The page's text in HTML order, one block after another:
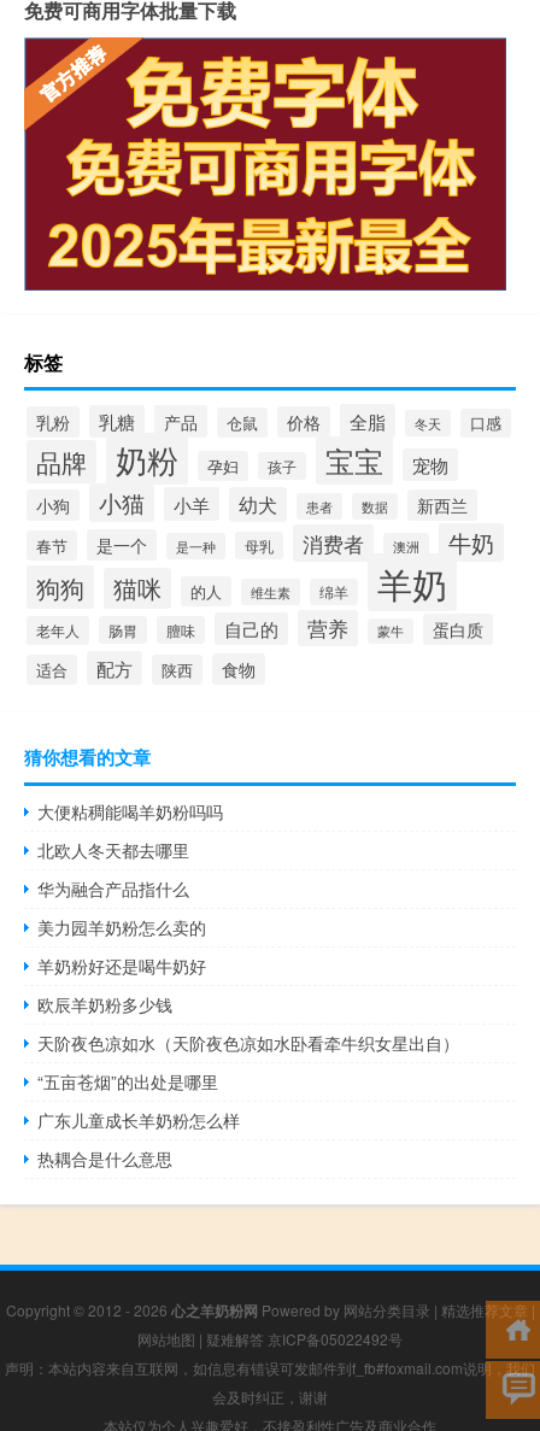
免费可商用字体批量下载
标签
乳粉 乳糖 产品 仓鼠 价格 全脂 冬天 口感
品牌 奶粉 孕妇 孩子 宝宝 宠物
小狗 小猫 小羊 幼犬 患者 数据 新西兰
春节 是一个 是一种 母乳 消费者 澳洲 牛奶
狗狗 猫咪 的人 维生素 绵羊 羊奶
老年人 肠胃 膻味 自己的 营养 蒙牛 蛋白质
适合 配方 陕西 食物
猜你想看的文章
大便粘稠能喝羊奶粉吗吗
北欧人冬天都去哪里
华为融合产品指什么
美力园羊奶粉怎么卖的
羊奶粉好还是喝牛奶好
欧辰羊奶粉多少钱
天阶夜色凉如水（天阶夜色凉如水卧看牵牛织女星出自）
“五亩苍烟”的出处是哪里
广东儿童成长羊奶粉怎么样
热耦合是什么意思
Copyright © 2012 - 2026 心之羊奶粉网 Powered by 网站分类目录 | 精选推荐文章 |
网站地图 | 疑难解答 京ICP备05022492号
声明：本站内容来自互联网，如信息有错误可发邮件到f_fb#foxmail.com说明，我们
会及时纠正，谢谢
本站仅为个人兴趣爱好，不接盈利性广告及商业合作